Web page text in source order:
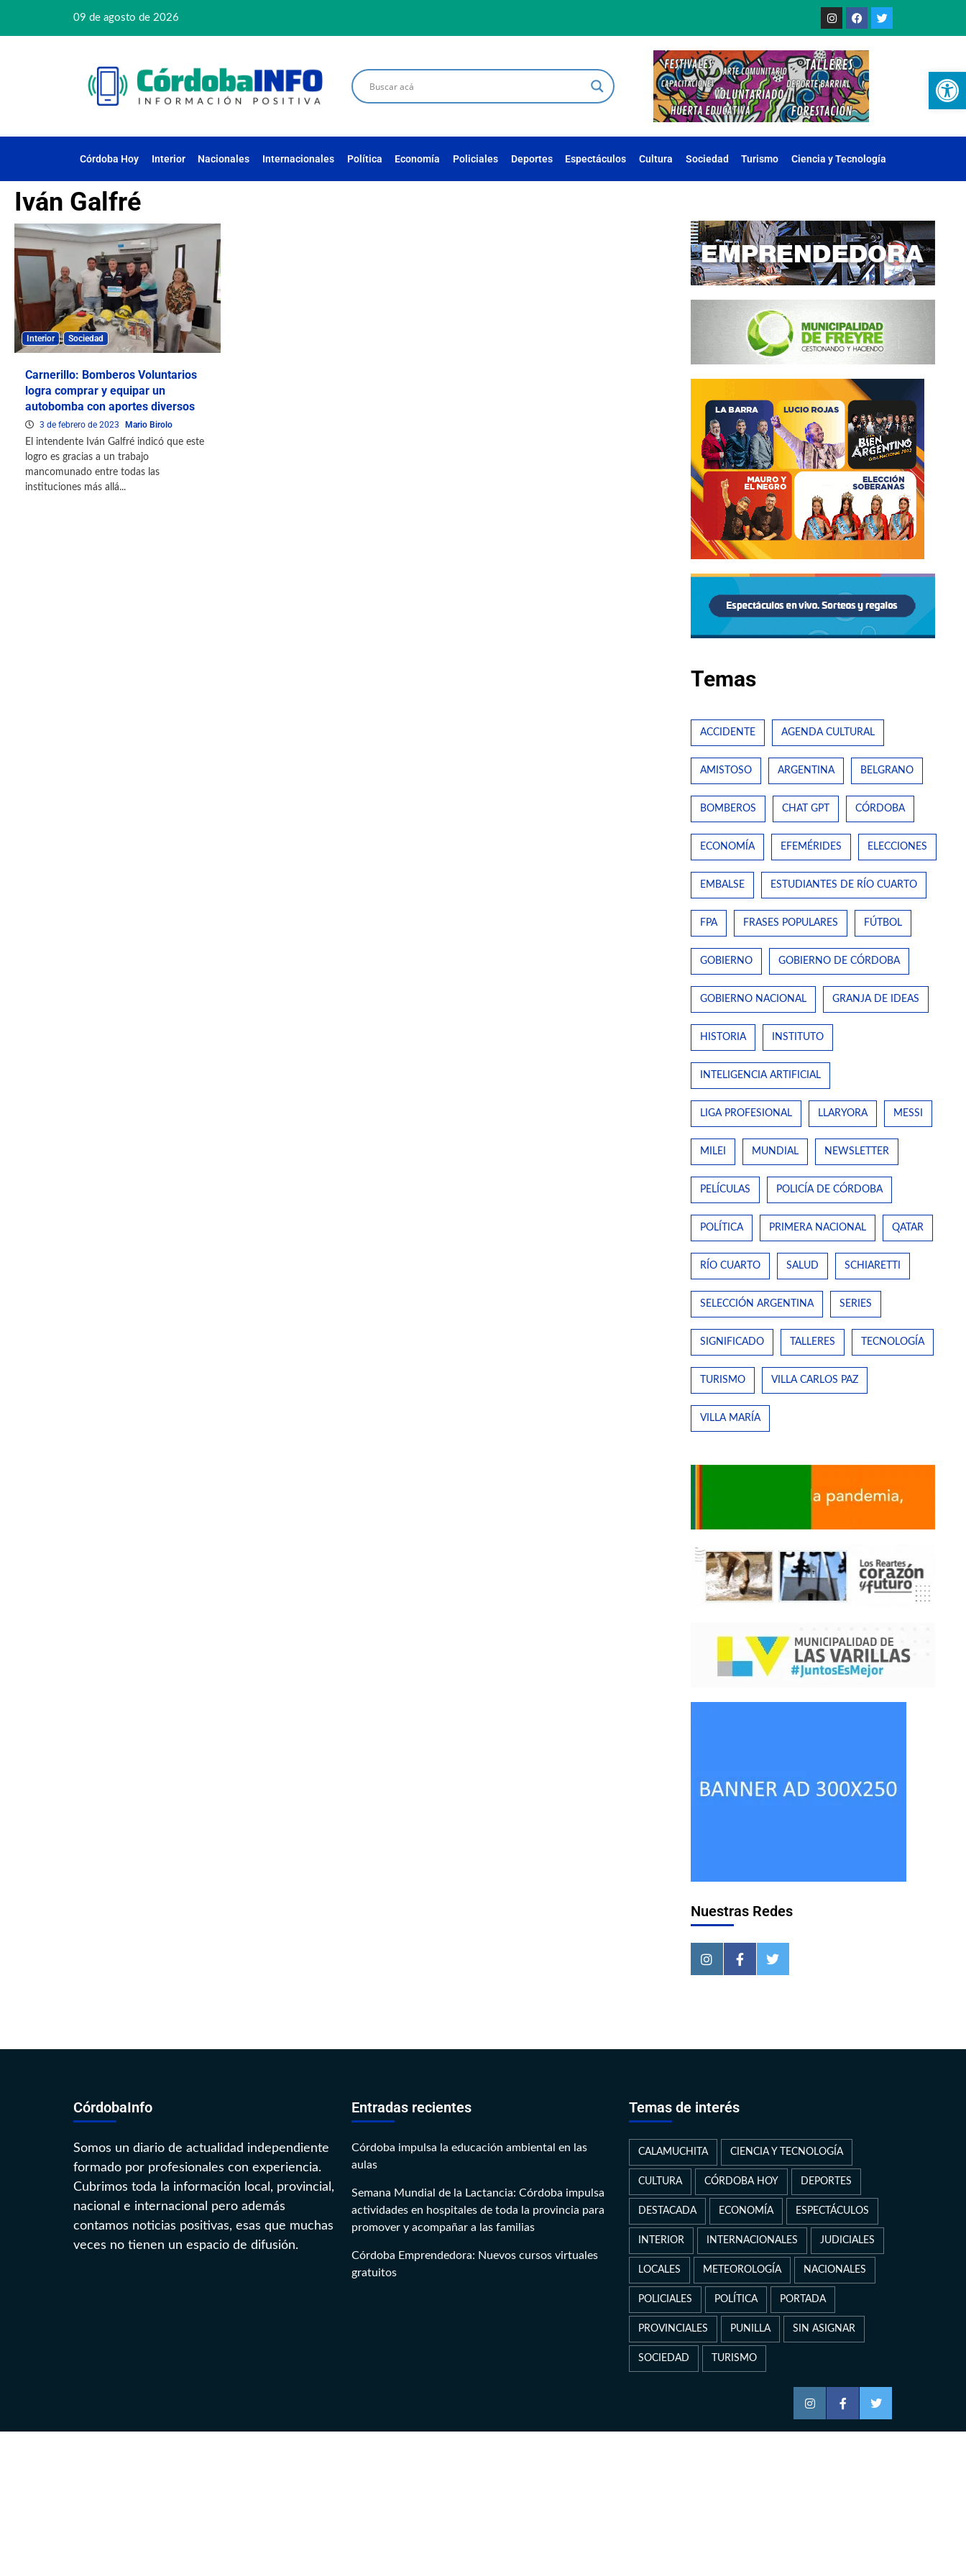
09 de agosto de 2026
Córdoba Hoy Interior Nacionales Internacionales Política Economía Policiales Deportes Espectáculos Cultura Sociedad Turismo Ciencia y Tecnología
Iván Galfré
Interior Sociedad
Carnerillo: Bomberos Voluntarios
logra comprar y equipar un
autobomba con aportes diversos
3 de febrero de 2023
Mario Birolo
El intendente Iván Galfré indicó que este
logro es gracias a un trabajo
mancomunado entre todas las
instituciones más allá...
Temas
ACCIDENTE AGENDA CULTURAL
AMISTOSO ARGENTINA BELGRANO
BOMBEROS CHAT GPT CÓRDOBA
ECONOMÍA EFEMÉRIDES ELECCIONES
EMBALSE ESTUDIANTES DE RÍO CUARTO
FPA FRASES POPULARES FÚTBOL
GOBIERNO GOBIERNO DE CÓRDOBA
GOBIERNO NACIONAL GRANJA DE IDEAS
HISTORIA INSTITUTO
INTELIGENCIA ARTIFICIAL
LIGA PROFESIONAL LLARYORA MESSI
MILEI MUNDIAL NEWSLETTER
PELÍCULAS POLICÍA DE CÓRDOBA
POLÍTICA PRIMERA NACIONAL QATAR
RÍO CUARTO SALUD SCHIARETTI
SELECCIÓN ARGENTINA SERIES
SIGNIFICADO TALLERES TECNOLOGÍA
TURISMO VILLA CARLOS PAZ
VILLA MARÍA
Nuestras Redes
CórdobaInfo
Somos un diario de actualidad independiente
formado por profesionales con experiencia.
Cubrimos toda la información local, provincial,
nacional e internacional pero además
contamos noticias positivas, esas que muchas
veces no tienen un espacio de difusión.
Entradas recientes
Córdoba impulsa la educación ambiental en las
aulas
Semana Mundial de la Lactancia: Córdoba impulsa
actividades en hospitales de toda la provincia para
promover y acompañar a las familias
Córdoba Emprendedora: Nuevos cursos virtuales
gratuitos
Temas de interés
CALAMUCHITA CIENCIA Y TECNOLOGÍA
CULTURA CÓRDOBA HOY DEPORTES
DESTACADA ECONOMÍA ESPECTÁCULOS
INTERIOR INTERNACIONALES JUDICIALES
LOCALES METEOROLOGÍA NACIONALES
POLICIALES POLÍTICA PORTADA
PROVINCIALES PUNILLA SIN ASIGNAR
SOCIEDAD TURISMO